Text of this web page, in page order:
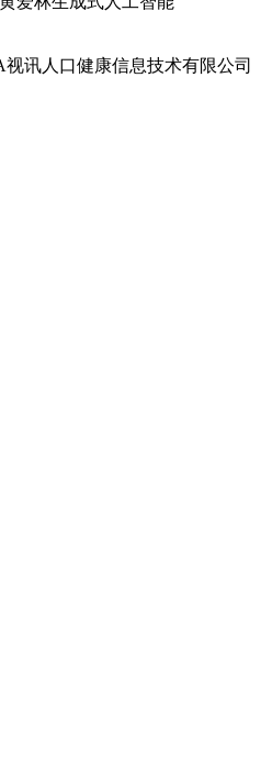
视讯人口健康信息技术有限公司